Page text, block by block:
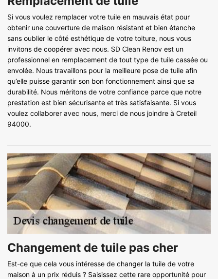
Si vous voulez remplacer votre tuile en mauvais état pour
obtenir une couverture de maison résistant et bien étanche
sans oublier le côté esthétique de votre toiture, nous vous
invitons de coopérer avec nous. SD Clean Renov est un
professionnel en remplacement de tout type de tuile cassée ou
envolée. Nous travaillons pour la meilleure pose de tuile afin
qu’elle puisse garantir son bon fonctionnement ainsi que sa
durabilité. Nous méritons de votre confiance parce que notre
prestation est bien sécurisante et très satisfaisante. Si vous
voulez collaborer avec nous, merci de nous joindre à Creteil
94000.
Changement de tuile pas cher
Est-ce que cela vous intéresse de changer la tuile de votre
maison à un prix réduis ? Saisissez cette rare opportunité pour